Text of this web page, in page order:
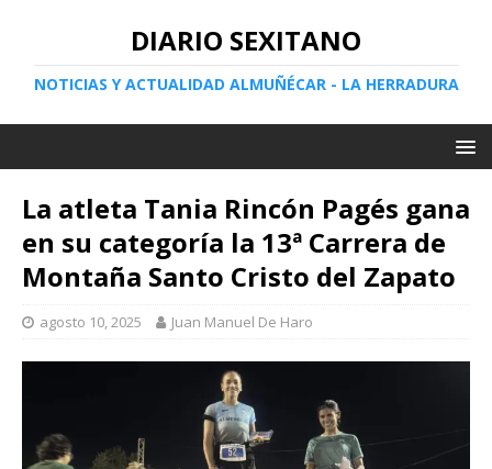
DIARIO SEXITANO
NOTICIAS Y ACTUALIDAD ALMUÑÉCAR - LA HERRADURA
La atleta Tania Rincón Pagés gana
en su categoría la 13ª Carrera de
Montaña Santo Cristo del Zapato
agosto 10, 2025 Juan Manuel De Haro